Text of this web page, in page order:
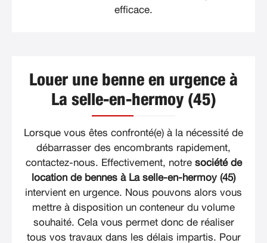
efficace.
Louer une benne en urgence à
La selle-en-hermoy (45)
Lorsque vous êtes confronté(e) à la nécessité de
débarrasser des encombrants rapidement,
contactez-nous. Effectivement, notre société de
location de bennes à La selle-en-hermoy (45)
intervient en urgence. Nous pouvons alors vous
mettre à disposition un conteneur du volume
souhaité. Cela vous permet donc de réaliser
tous vos travaux dans les délais impartis. Pour